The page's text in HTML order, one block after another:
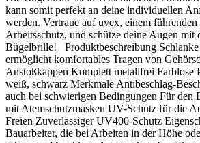
kann somit perfekt an deine individuellen
werden. Vertraue auf uvex, einem
Arbeitsschutz, und schütze deine Augen mit
Bügelbrille! Produktbeschreibung
ermöglicht komfortables Tragen von
Anstoßkappen Komplett metallfrei Farblose
weiß, schwarz Merkmale Antibeschlag-
auch bei schwierigen Bedingungen Für den
mit Atemschutzmasken UV-Schutz für die
Freien Zuverlässiger UV400-Schutz
Bauarbeiter, die bei Arbeiten in der Höhe